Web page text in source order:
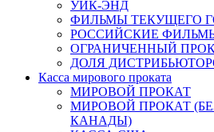
УИК-ЭНД
ФИЛЬМЫ ТЕКУЩЕГО
РОССИЙСКИЕ
ОГРАНИЧЕННЫЙ
ДОЛЯ
Касса мирового проката
МИРОВОЙ ПРОКАТ
МИРОВОЙ ПРОКАТ
КАНАДЫ)